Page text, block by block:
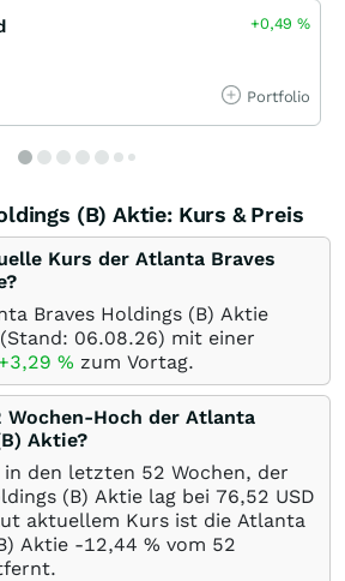
+0,49%
Portfolio
(B) Aktie: Kurs & Preis
Kurs der Atlanta Braves
Braves Holdings (B) Aktie
(Stand: 06.08.26) mit einer
+3,29 % zum Vortag.
Wochen-Hoch der Atlanta
Aktie?
den letzten 52 Wochen, der
(B) Aktie lag bei 76,52 USD
aktuellem Kurs ist die Atlanta
Aktie -12,44 % vom 52